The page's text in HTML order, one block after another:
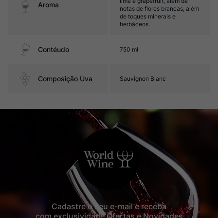
Aroma
notas de flores brancas, além
de toques minerais e
herbáceos.
Contéudo 750 ml
Composição Uva Sauvignon Blanc
Cadastre o seu e-mail e receba
com exclusividade Ofertas e Novidades